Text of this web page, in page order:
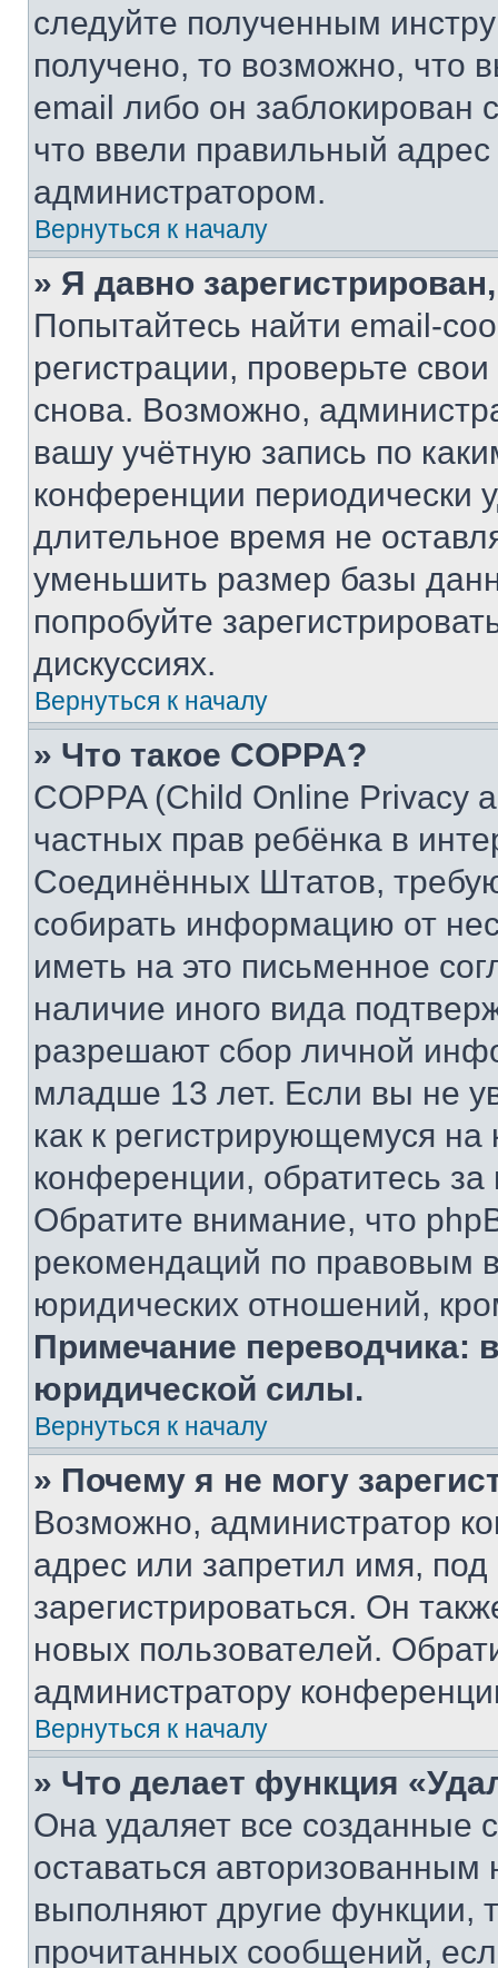
следуйте полученным
получено, то возможно, что
email либо он
что ввели правильный адрес
администратором.
Вернуться к началу
» Я давно
Попытайтесь найти email-
регистрации, проверьте
снова. Возможно,
вашу учётную запись по
конференции периодически
длительное время не
уменьшить размер базы
попробуйте
дискуссиях.
Вернуться к началу
» Что такое COPPA?
COPPA (Child Online Privacy
частных прав ребёнка в
Соединённых Штатов,
собирать информацию от
иметь на это письменное
наличие иного вида
разрешают сбор личной
младше 13 лет. Если вы не
как к регистрирующемуся
конференции, обратитесь
Обратите внимание, что
рекомендаций по правовым
юридических отношений,
Примечание переводчика:
юридической силы.
Вернуться к началу
» Почему я не могу
Возможно, администратор
адрес или запретил имя,
зарегистрироваться. Он
новых пользователей.
администратору
Вернуться к началу
» Что делает функция
Она удаляет все созданные
оставаться
выполняют другие функции,
прочитанных сообщений,